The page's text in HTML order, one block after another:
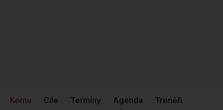
Komu Cíle Termíny Agenda Trenéři